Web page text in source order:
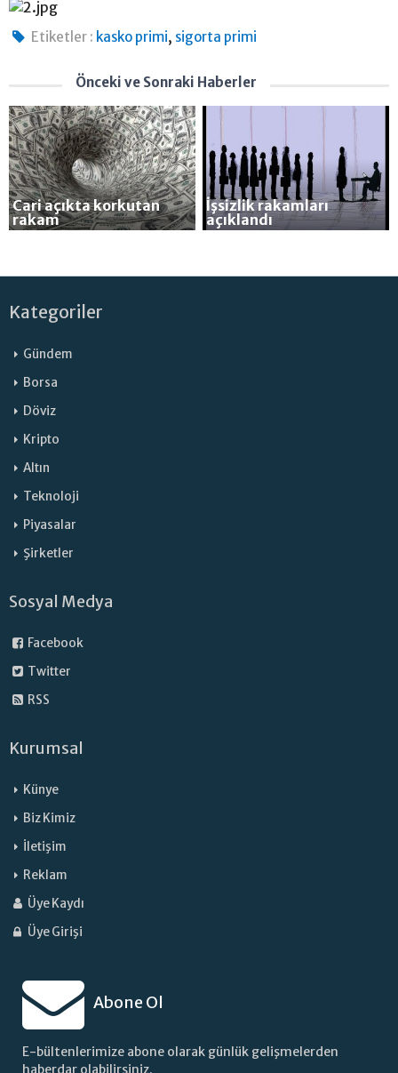
Etiketler : kasko primi, sigorta primi
Önceki ve Sonraki Haberler
Cari açıkta korkutan
rakam
İşsizlik rakamları
açıklandı
Kategoriler
Gündem
Borsa
Döviz
Kripto
Altın
Teknoloji
Piyasalar
Şirketler
Sosyal Medya
Facebook
Twitter
RSS
Kurumsal
Künye
Biz Kimiz
İletişim
Reklam
Üye Kaydı
Üye Girişi
Abone Ol
E-bültenlerimize abone olarak günlük gelişmelerden
haberdar olabilirsiniz.